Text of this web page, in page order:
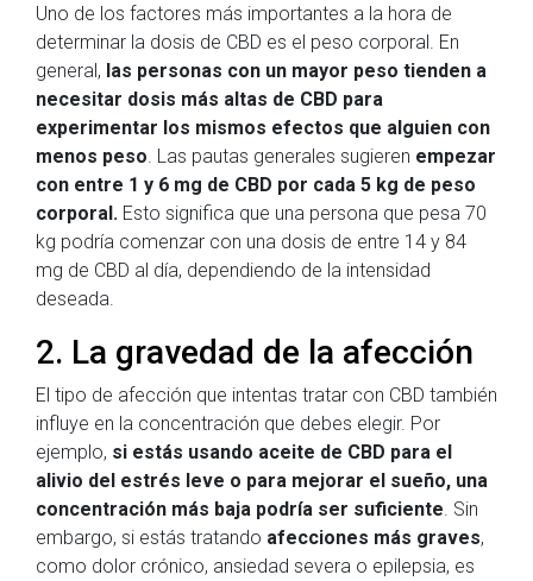
Uno de los factores más importantes a la hora de
determinar la dosis de CBD es el peso corporal. En
general, las personas con un mayor peso tienden a
necesitar dosis más altas de CBD para
experimentar los mismos efectos que alguien con
menos peso . Las pautas generales sugieren empezar
con entre 1 y 6 mg de CBD por cada 5 kg de peso
corporal. Esto significa que una persona que pesa 70
kg podría comenzar con una dosis de entre 14 y 84
mg de CBD al día, dependiendo de la intensidad
deseada.
2. La gravedad de la afección
El tipo de afección que intentas tratar con CBD también
influye en la concentración que debes elegir. Por
ejemplo, si estás usando aceite de CBD para el
alivio del estrés leve o para mejorar el sueño, una
concentración más baja podría ser suficiente . Sin
embargo, si estás tratando afecciones más graves,
como dolor crónico, ansiedad severa o epilepsia, es